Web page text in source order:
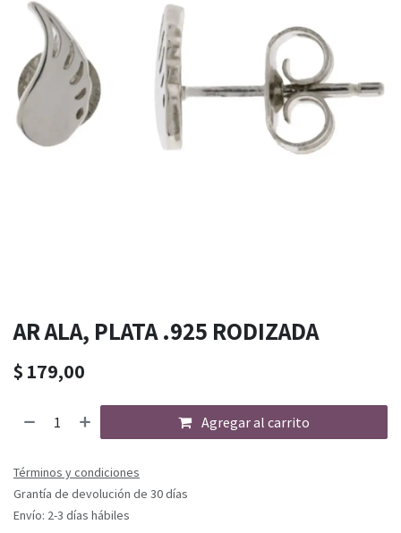
AR ALA, PLATA .925 RODIZADA
$ 179,00
Agregar al carrito
Términos y condiciones
Grantía de devolución de 30 días
Envío: 2-3 días hábiles